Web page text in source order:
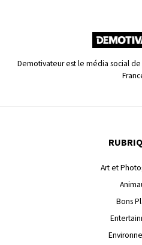
Demotivateur est le média social
Art et
Bons